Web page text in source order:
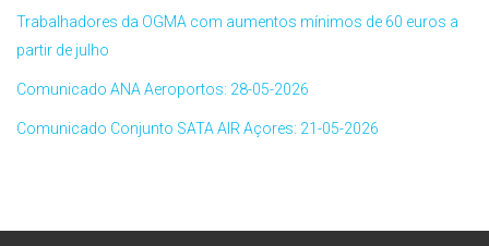
Trabalhadores da OGMA com aumentos mínimos de 60 euros a
partir de julho
Comunicado ANA Aeroportos: 28-05-2026
Comunicado Conjunto SATA AIR Açores: 21-05-2026